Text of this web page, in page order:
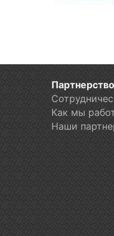
Партнерство
Как мы
Наши